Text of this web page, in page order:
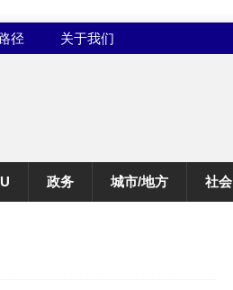
径 关于我们
政务 城市/地方 社会